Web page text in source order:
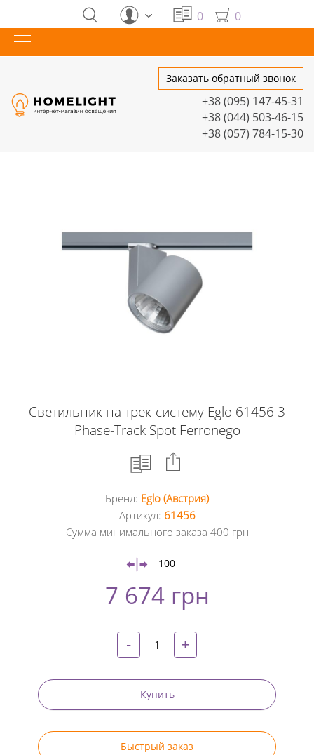
0 0
Заказать обратный звонок
+38 (095) 147-45-31
+38 (044) 503-46-15
+38 (057) 784-15-30
Светильник на трек-систему Eglo 61456 3
Phase-Track Spot Ferronego
Facebook
Twitter
Pinterest
Бренд: Eglo (Австрия)
Артикул: 61456
Сумма минимального заказа 400 грн
100
7 674 грн
- +
Купить
Быстрый заказ